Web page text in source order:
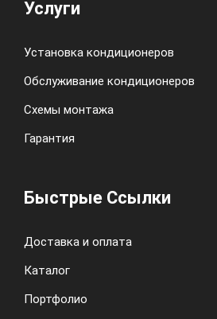
Услуги
Установка кондиционеров
Обслуживание кондиционеров
Схемы монтажа
Гарантия
Быстрые Ссылки
Доставка и оплата
Каталог
Портфолио